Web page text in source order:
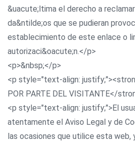
&uacute;ltima el derecho a
da&ntilde;os que se pudieran
establecimiento de este enlace o
autorizaci&oacute;n.</p>
<p>&nbsp;</p>
<p style="text-align:
POR PARTE DEL VISITANTE</
<p style="text-align: justify;">El
atentamente el Aviso Legal y de
las ocasiones que utilice esta web,